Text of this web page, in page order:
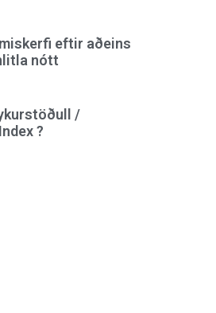
eftir aðeins
nótt
/
?